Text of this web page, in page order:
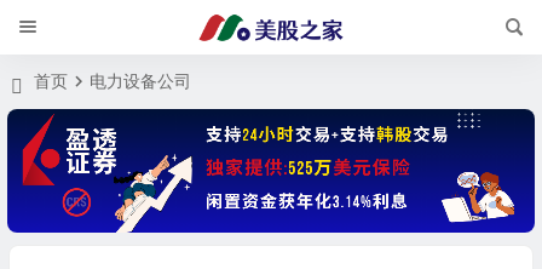
首页 电力设备公司